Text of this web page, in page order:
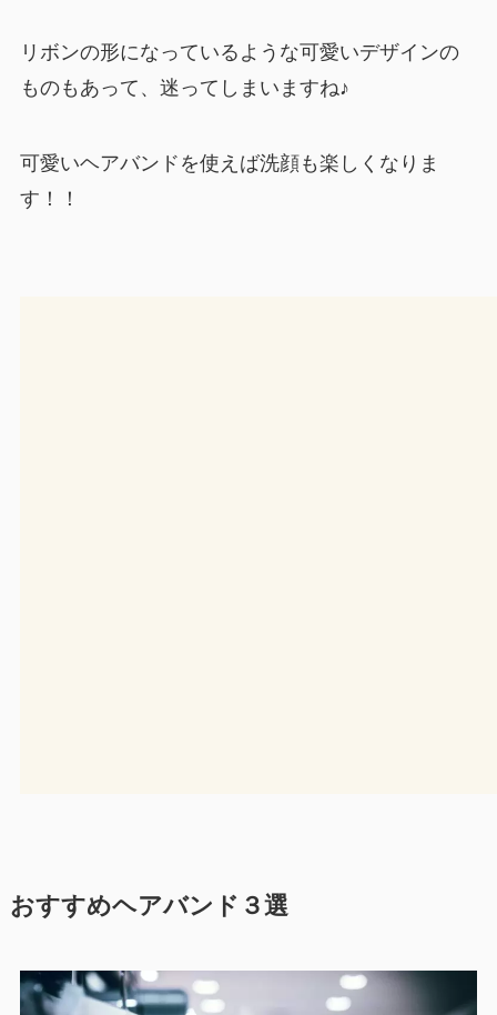
リボンの形になっているような可愛いデザインの
ものもあって、迷ってしまいますね♪
可愛いヘアバンドを使えば洗顔も楽しくなりま
す！！
おすすめヘアバンド３選